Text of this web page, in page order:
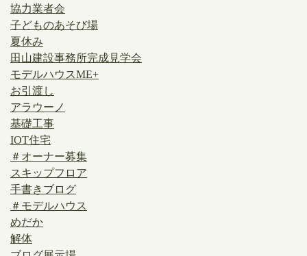
協力業者会
子どものあそび場
夏休み
田山建設事務所完成見学会
モデルハウスME+
お引渡し
アラウーノ
基礎工事
IOT住宅
＃オーナー募集
スキップフロア
手書きブログ
＃モデルハウス
めだか
解体